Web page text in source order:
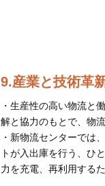
9.産業と技術革
・生産性の高い物流と
解と協力のもとで、物
・新物流センターでは
トが入出庫を行う、ひ
力を充電、再利用する